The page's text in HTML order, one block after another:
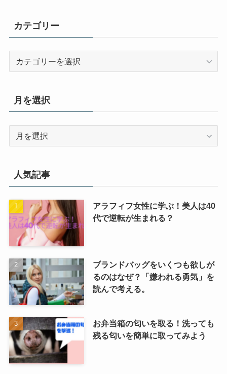
カテゴリー
リ
ー
月を選択
人気記事
アラフィフ女性に学ぶ！美人は40
代で逆転が生まれる？
ブランドバッグをいくつも欲しが
るのはなぜ？「嫌われる勇気」を
読んで考える。
お弁当箱の匂いを取る！洗っても
残る匂いを簡単に取ってみよう